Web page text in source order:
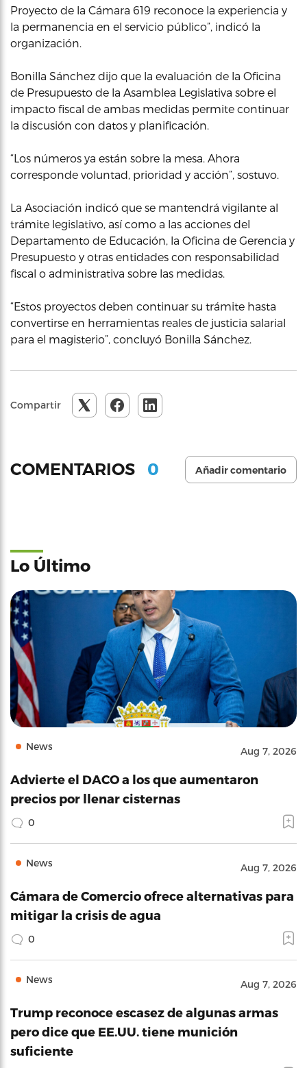
Proyecto de la Cámara 619 reconoce la experiencia y
la permanencia en el servicio público”, indicó la
organización.
Bonilla Sánchez dijo que la evaluación de la Oficina
de Presupuesto de la Asamblea Legislativa sobre el
impacto fiscal de ambas medidas permite continuar
la discusión con datos y planificación.
“Los números ya están sobre la mesa. Ahora
corresponde voluntad, prioridad y acción”, sostuvo.
La Asociación indicó que se mantendrá vigilante al
trámite legislativo, así como a las acciones del
Departamento de Educación, la Oficina de Gerencia y
Presupuesto y otras entidades con responsabilidad
fiscal o administrativa sobre las medidas.
“Estos proyectos deben continuar su trámite hasta
convertirse en herramientas reales de justicia salarial
para el magisterio”, concluyó Bonilla Sánchez.
Compartir
COMENTARIOS 0 Añadir comentario
Lo Último
News Aug 7, 2026
Advierte el DACO a los que aumentaron
precios por llenar cisternas
0
News Aug 7, 2026
Cámara de Comercio ofrece alternativas para
mitigar la crisis de agua
0
News Aug 7, 2026
Trump reconoce escasez de algunas armas
pero dice que EE.UU. tiene munición
suficiente